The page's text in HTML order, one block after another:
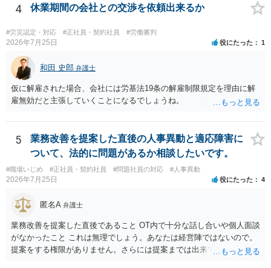
については、会社側に「部下の不正行為による情報漏洩」と正式に認
定させ、誤認した他部署への適切なフォローや周知を求めるのが有効
です。 あるいは、懲戒があったことを社内で周知される手続があるの
ならば、それにより軽微ながら回復はできるかもしれません。 さらに
個人としても、相手に対してプライバシー侵害等に基づく損害賠償
（慰謝料）を請求する選択肢がありえます（ただし、金額は多額にな
らない可能性があります。）。
4 休業期間の会社との交渉を依頼出来るか
#労災認定・対応 #正社員・契約社員 #労働審判
2026年7月25日 役にたった 1
和田 史郎 弁護士
仮に解雇された場合、会社には労基法19条の解雇制限規定を理由に解
雇無効だと主張していくことになるでしょうね。
5
業務改善を提案した直後の人事異動と適応障害に
ついて、法的に問題があるか相談したいです。
#職場いじめ #正社員・契約社員 #問題社員の対応 #人事異動
2026年7月25日 役にたった 4
匿名A 弁護士
業務改善を提案した直後であること OT内で十分な話し合いや個人面談
がなかったこと これは無理でしょう。あなたは経営陣ではないので。
提案をする権限がありません。さらには提案までは出来ても、会社が